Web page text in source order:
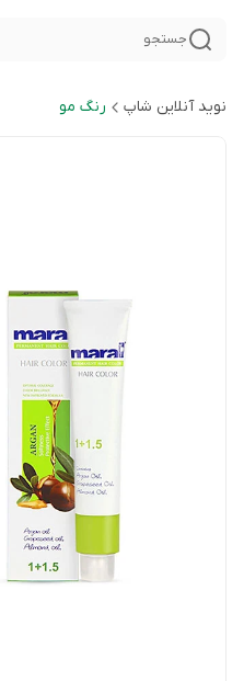
جستجو
نوید آنلاین شاپ رنگ مو